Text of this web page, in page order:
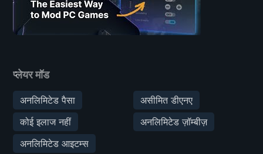
प्लेयर मॉड
अनलिमिटेड पैसा
असीमित डीएनए
कोई इलाज नहीं
अनलिमिटेड ज़ॉम्बीज़
अनलिमिटेड आइटम्स